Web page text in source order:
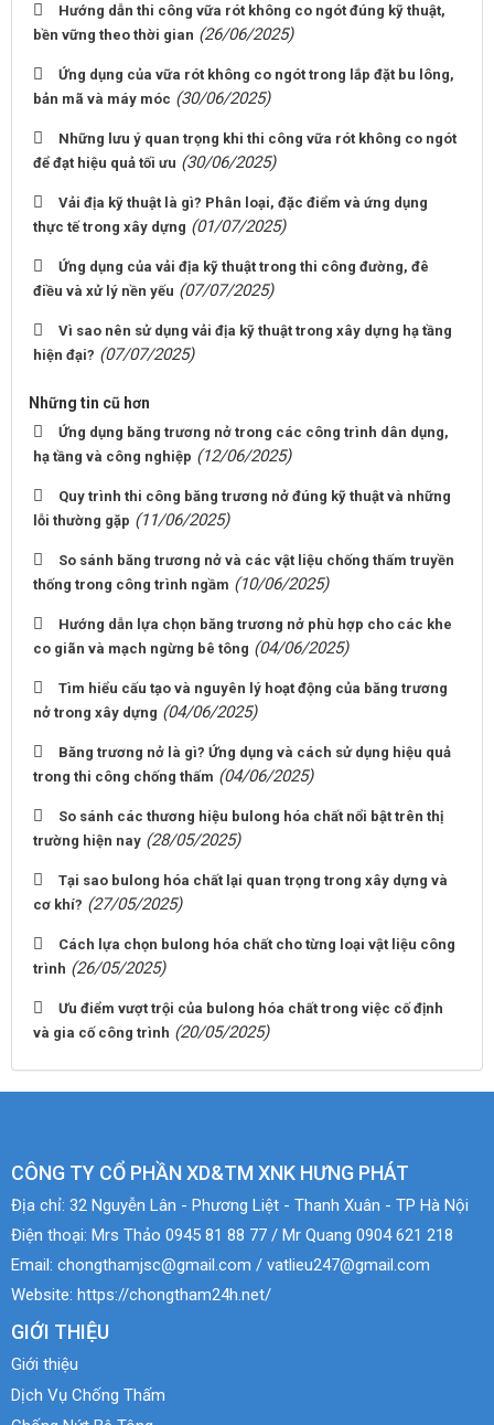
Hướng dẫn thi công vữa rót không co ngót đúng kỹ thuật,
bền vững theo thời gian (26/06/2025)
Ứng dụng của vữa rót không co ngót trong lắp đặt bu lông,
bản mã và máy móc (30/06/2025)
Những lưu ý quan trọng khi thi công vữa rót không co ngót
để đạt hiệu quả tối ưu (30/06/2025)
Vải địa kỹ thuật là gì? Phân loại, đặc điểm và ứng dụng
thực tế trong xây dựng (01/07/2025)
Ứng dụng của vải địa kỹ thuật trong thi công đường, đê
điều và xử lý nền yếu (07/07/2025)
Vì sao nên sử dụng vải địa kỹ thuật trong xây dựng hạ tầng
hiện đại? (07/07/2025)
Những tin cũ hơn
Ứng dụng băng trương nở trong các công trình dân dụng,
hạ tầng và công nghiệp (12/06/2025)
Quy trình thi công băng trương nở đúng kỹ thuật và những
lỗi thường gặp (11/06/2025)
So sánh băng trương nở và các vật liệu chống thấm truyền
thống trong công trình ngầm (10/06/2025)
Hướng dẫn lựa chọn băng trương nở phù hợp cho các khe
co giãn và mạch ngừng bê tông (04/06/2025)
Tìm hiểu cấu tạo và nguyên lý hoạt động của băng trương
nở trong xây dựng (04/06/2025)
Băng trương nở là gì? Ứng dụng và cách sử dụng hiệu quả
trong thi công chống thấm (04/06/2025)
So sánh các thương hiệu bulong hóa chất nổi bật trên thị
trường hiện nay (28/05/2025)
Tại sao bulong hóa chất lại quan trọng trong xây dựng và
cơ khí? (27/05/2025)
Cách lựa chọn bulong hóa chất cho từng loại vật liệu công
trình (26/05/2025)
Ưu điểm vượt trội của bulong hóa chất trong việc cố định
và gia cố công trình (20/05/2025)
CÔNG TY CỔ PHẦN XD&TM XNK HƯNG PHÁT
Địa chỉ: 32 Nguyễn Lân - Phương Liệt - Thanh Xuân - TP Hà Nội
Điện thoại: Mrs Thảo 0945 81 88 77 / Mr Quang 0904 621 218
Email: chongthamjsc@gmail.com / vatlieu247@gmail.com
Website: https://chongtham24h.net/
GIỚI THIỆU
Giới thiệu
Dịch Vụ Chống Thấm